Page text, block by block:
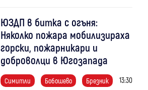
ЮЗДП в битка с огъня:
Няколко пожара мобилизираха
горски, пожарникари и
доброволци в Югозапада
Симитли Бобошево Брезник 13:30